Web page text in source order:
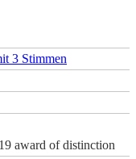
3 Stimmen
award of distinction